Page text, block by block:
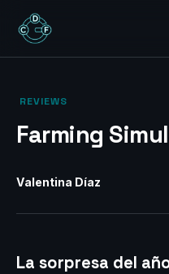
REVIEWS
‎ REVIEWS‎
Farming
Valentina Díaz
La sorpresa del